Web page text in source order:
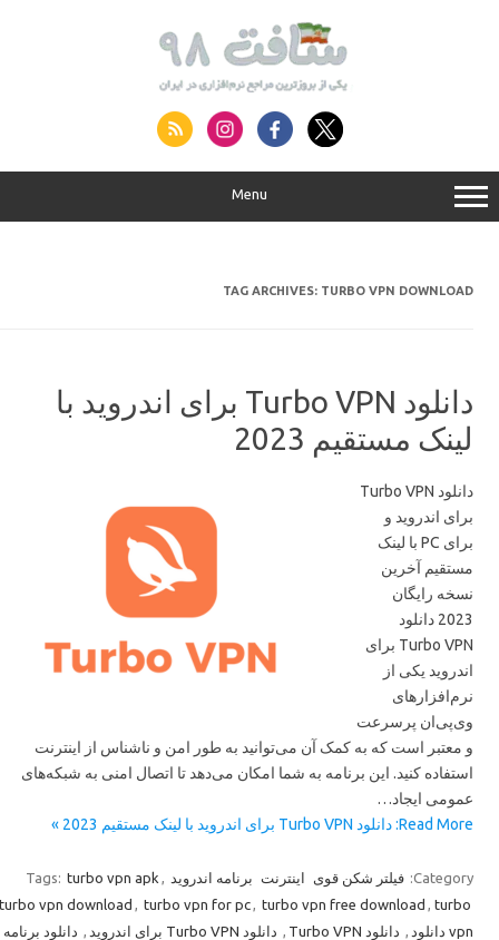
Menu
TAG ARCHIVES:TURBO VPN DOWNLOAD
دانلود Turbo VPN برای اندروید با
لینک مستقیم 2023
دانلود Turbo VPN
برای اندروید و
برای PC با لینک
مستقیم آخرین
نسخه رایگان
2023 دانلود
Turbo VPN برای
اندروید یکی از
نرم‌افزارهای
وی‌پی‌ان پرسرعت
و معتبر است که به کمک آن می‌توانید به طور امن و ناشناس از اینترنت
استفاده کنید. این برنامه به شما امکان می‌دهد تا اتصال امنی به شبکه‌های
عمومی ایجاد…
Read More: دانلود Turbo VPN برای اندروید با لینک مستقیم 2023 »
Category: فیلتر شکن قوی اینترنت برنامه اندروید Tags:turbo vpn apk,
turbo vpn download,turbo vpn for pc,turbo vpn free download,turbo
vpn دانلود
, دانلود Turbo VPN ,دانلود Turbo VPN برای اندروید ,دانلود برنامه